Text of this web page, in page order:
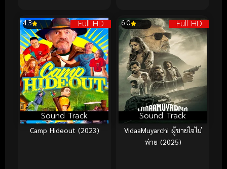
Full HD
Sound Track
4.3
Camp Hideout (2023)
Full HD
Sound Track
6.0
VidaaMuyarchi ผู้ชายใจไม่
พ่าย (2025)